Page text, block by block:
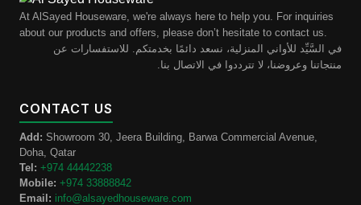
At AlSayed Houseware, we're always here to help you. For inquiries
about our products and offers, please don’t hesitate to contact us.
في السَّيِّد للأواني المنزلية، نسعد دائمًا بخدمتكم. للاستفسارات عن
منتجاتنا وعروضنا، لا تترددوا في الاتصال بنا.
CONTACT US
Add: Showroom 30, Jeera Building, Barwa Commercial Avenue,
Doha, Qatar
Tel: +974 44442238
Mobile: +974 33888842
Email: info@alsayedhouseware.com